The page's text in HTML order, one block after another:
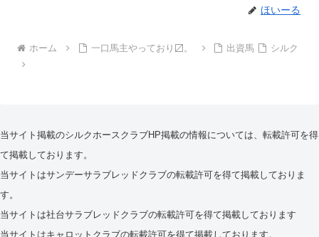
ほいーる
ホーム 一口馬主やっており〼。 出資馬 シルク
当サイト掲載のシルクホースクラブHP掲載の情報については、転載許可を得
て掲載しております。
当サイトはサンデーサラブレッドクラブの転載許可を得て掲載しておりま
す。
当サイトは社台サラブレッドクラブの転載許可を得て掲載しております
当サイトはキャロットクラブの転載許可を得て掲載しております。